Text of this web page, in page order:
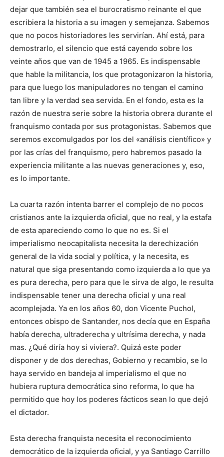
dejar que también sea el burocratismo reinante el que
escribiera la historia a su imagen y semejanza. Sabemos
que no pocos historiadores les servirían. Ahí está, para
demostrarlo, el silencio que está cayendo sobre los
veinte años que van de 1945 a 1965. Es indispensable
que hable la militancia, los que protagonizaron la historia,
para que luego los manipuladores no tengan el camino
tan libre y la verdad sea servida. En el fondo, esta es la
razón de nuestra serie sobre la historia obrera durante el
franquismo contada por sus protagonistas. Sabemos que
seremos excomulgados por los del «análisis científico» y
por las crías del franquismo, pero habremos pasado la
experiencia militante a las nuevas generaciones y, eso,
es lo importante.
La cuarta razón intenta barrer el complejo de no pocos
cristianos ante la izquierda oficial, que no real, y la estafa
de esta apareciendo como lo que no es. Si el
imperialismo neocapitalista necesita la derechización
general de la vida social y política, y la necesita, es
natural que siga presentando como izquierda a lo que ya
es pura derecha, pero para que le sirva de algo, le resulta
indispensable tener una derecha oficial y una real
acomplejada. Ya en los años 60, don Vicente Puchol,
entonces obispo de Santander, nos decía que en España
había derecha, ultraderecha y ultrísima derecha, y nada
mas. ¿Qué diría hoy si viviera?. Quizá este poder
disponer y de dos derechas, Gobierno y recambio, se lo
haya servido en bandeja al imperialismo el que no
hubiera ruptura democrática sino reforma, lo que ha
permitido que hoy los poderes fácticos sean lo que dejó
el dictador.
Esta derecha franquista necesita el reconocimiento
democrático de la izquierda oficial, y ya Santiago Carrillo